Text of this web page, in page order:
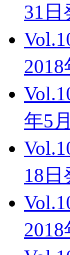
31日
年5
18日